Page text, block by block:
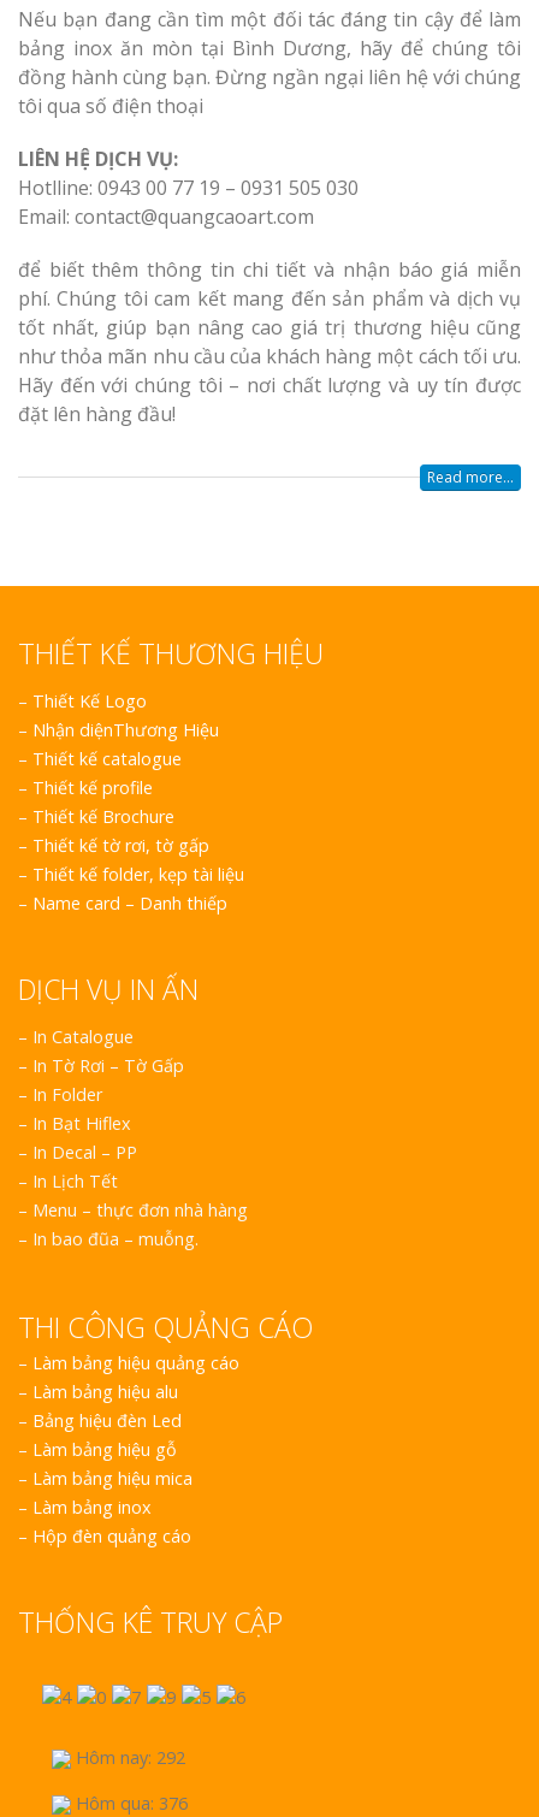
Nếu bạn đang cần tìm một đối tác đáng tin cậy để làm
bảng inox ăn mòn tại Bình Dương, hãy để chúng tôi
đồng hành cùng bạn. Đừng ngần ngại liên hệ với chúng
tôi qua số điện thoại
LIÊN HỆ DỊCH VỤ:
Hotlline: 0943 00 77 19 – 0931 505 030
Email: contact@quangcaoart.com
để biết thêm thông tin chi tiết và nhận báo giá miễn
phí. Chúng tôi cam kết mang đến sản phẩm và dịch vụ
tốt nhất, giúp bạn nâng cao giá trị thương hiệu cũng
như thỏa mãn nhu cầu của khách hàng một cách tối ưu.
Hãy đến với chúng tôi – nơi chất lượng và uy tín được
đặt lên hàng đầu!
Read more...
THIẾT KẾ THƯƠNG HIỆU
– Thiết Kế Logo
– Nhận diệnThương Hiệu
– Thiết kế catalogue
– Thiết kế profile
– Thiết kế Brochure
– Thiết kế tờ rơi, tờ gấp
– Thiết kế folder, kẹp tài liệu
– Name card – Danh thiếp
DỊCH VỤ IN ẤN
– In Catalogue
– In Tờ Rơi – Tờ Gấp
– In Folder
– In Bạt Hiflex
– In Decal – PP
– In Lịch Tết
– Menu – thực đơn nhà hàng
– In bao đũa – muỗng.
THI CÔNG QUẢNG CÁO
– Làm bảng hiệu quảng cáo
– Làm bảng hiệu alu
– Bảng hiệu đèn Led
– Làm bảng hiệu gỗ
– Làm bảng hiệu mica
– Làm bảng inox
– Hộp đèn quảng cáo
THỐNG KÊ TRUY CẬP
Hôm nay: 292
Hôm qua: 376